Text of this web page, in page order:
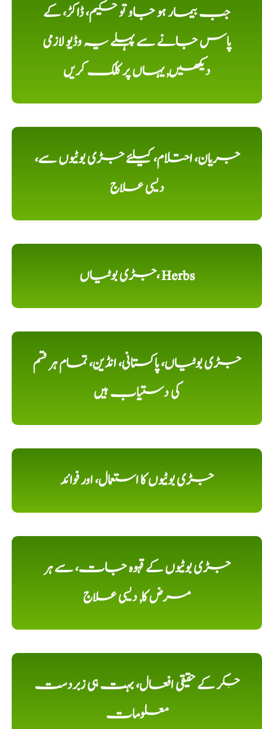
جب بیمار ہو جاو تو حکیم، ڈاکڑ، کے
پاس جانے سے پہلے یہ وڈیو لازمی
دیکھیں, یہاں پر کلک کریں
جریان، احتلام، کیلئے جڑی بوٹیوں سے،
دیسی علاج
جڑی بوٹیاں، Herbs
جڑی بوٹیاں، پاکستانی، انڈین، تمام ہر قسم
کی دستیاب ہیں
جڑی بوٹیوں کا استعمال، اور فوائد
جڑی بوٹیوں کے قہوہ جات، سے ہر
مرض کا, دیسی علاج
جگر کے حقیقی افعال، بہت ہی زبردست
معلومات